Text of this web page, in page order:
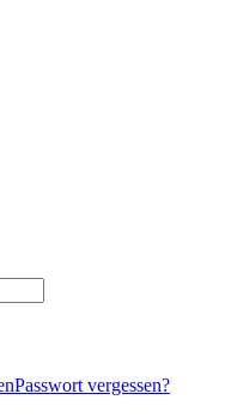
Passwort vergessen?